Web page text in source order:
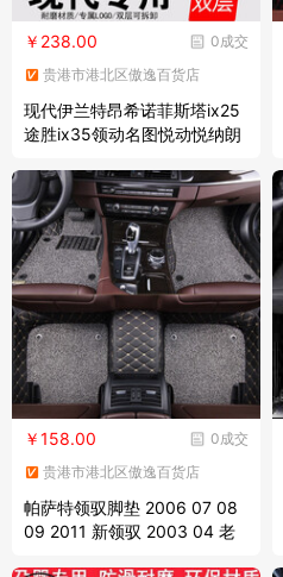
0成交
￥238.00
贵港市港北区傲逸百货店
现代伊兰特昂希诺菲斯塔ix25
途胜ix35领动名图悦动悦纳朗
丝圈汽车脚垫 钻石格双层粉红
色+粉红色彩条雪尼丝 五座两
排脚...
0成交
￥158.00
贵港市港北区傲逸百货店
帕萨特领驭脚垫 2006 07 08
09 2011 新领驭 2003 04 老